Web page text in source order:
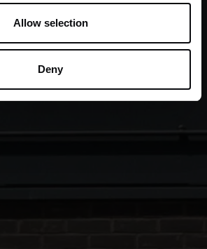
Allow selection
Deny